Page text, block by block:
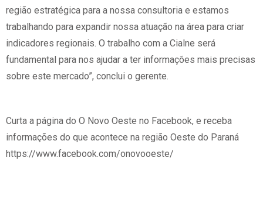
região estratégica para a nossa consultoria e estamos
trabalhando para expandir nossa atuação na área para criar
indicadores regionais. O trabalho com a Cialne será
fundamental para nos ajudar a ter informações mais precisas
sobre este mercado”, conclui o gerente.
Curta a página do O Novo Oeste no Facebook, e receba
informações do que acontece na região Oeste do Paraná
https://www.facebook.com/onovooeste/